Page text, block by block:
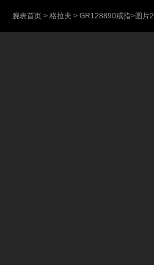
腕表首页 > 格拉夫 > GR128890戒指>图片2